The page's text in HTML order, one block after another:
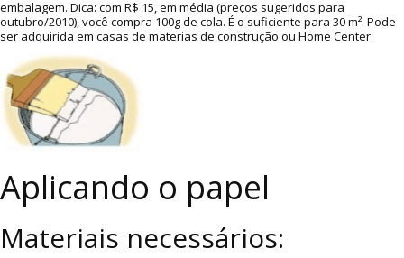
embalagem. Dica: com R$ 15, em média (preços sugeridos para
outubro/2010), você compra 100g de cola. É o suficiente para 30 m². Pode
ser adquirida em casas de materias de construção ou Home Center.
Aplicando o papel
Materiais necessários: